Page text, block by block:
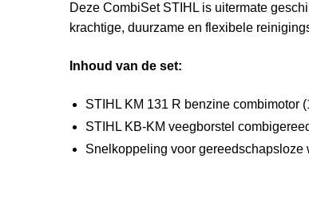
Deze CombiSet STIHL is uitermate
krachtige, duurzame en flexibele
Inhoud van de set:
STIHL KM 131 R benzine combimotor
STIHL KB-KM veegborstel
Snelkoppeling voor gereedschapsloze